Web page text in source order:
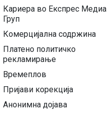
Кариера во Експрес Медиа
Груп
Комерцијална содржина
Платено политичко
рекламирање
Времеплов
Пријави корекција
Анонимна дојава